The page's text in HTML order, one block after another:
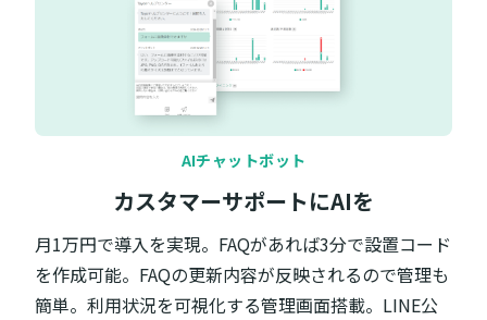
AIチャットボット
カスタマーサポートにAIを
月1万円で導入を実現。FAQがあれば3分で設置コード
を作成可能。FAQの更新内容が反映されるので管理も
簡単。利用状況を可視化する管理画面搭載。LINE公